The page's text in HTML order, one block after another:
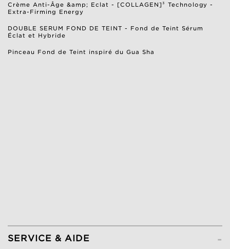
Crème Anti-Âge &amp; Eclat - [COLLAGEN]³ Technology -
Extra-Firming Energy
DOUBLE SERUM FOND DE TEINT - Fond de Teint Sérum
Éclat et Hybride
Pinceau Fond de Teint inspiré du Gua Sha
-
SERVICE & AIDE